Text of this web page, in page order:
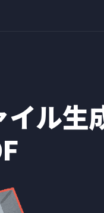
イル生